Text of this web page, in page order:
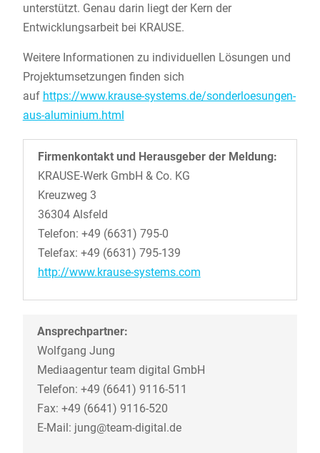
unterstützt. Genau darin liegt der Kern der
Entwicklungsarbeit bei KRAUSE.
Weitere Informationen zu individuellen Lösungen und
Projektumsetzungen finden sich
auf https://www.krause-systems.de/sonderloesungen-
aus-aluminium.html
Firmenkontakt und Herausgeber der Meldung:
KRAUSE-Werk GmbH & Co. KG
Kreuzweg 3
36304 Alsfeld
Telefon: +49 (6631) 795-0
Telefax: +49 (6631) 795-139
http://www.krause-systems.com
Ansprechpartner:
Wolfgang Jung
Mediaagentur team digital GmbH
Telefon: +49 (6641) 9116-511
Fax: +49 (6641) 9116-520
E-Mail: jung@team-digital.de